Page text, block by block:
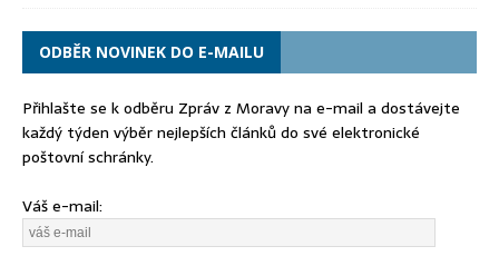
ODBĚR NOVINEK DO E-MAILU
Přihlašte se k odběru Zpráv z Moravy na e-mail a dostávejte
každý týden výběr nejlepších článků do své elektronické
poštovní schránky.
Váš e-mail: